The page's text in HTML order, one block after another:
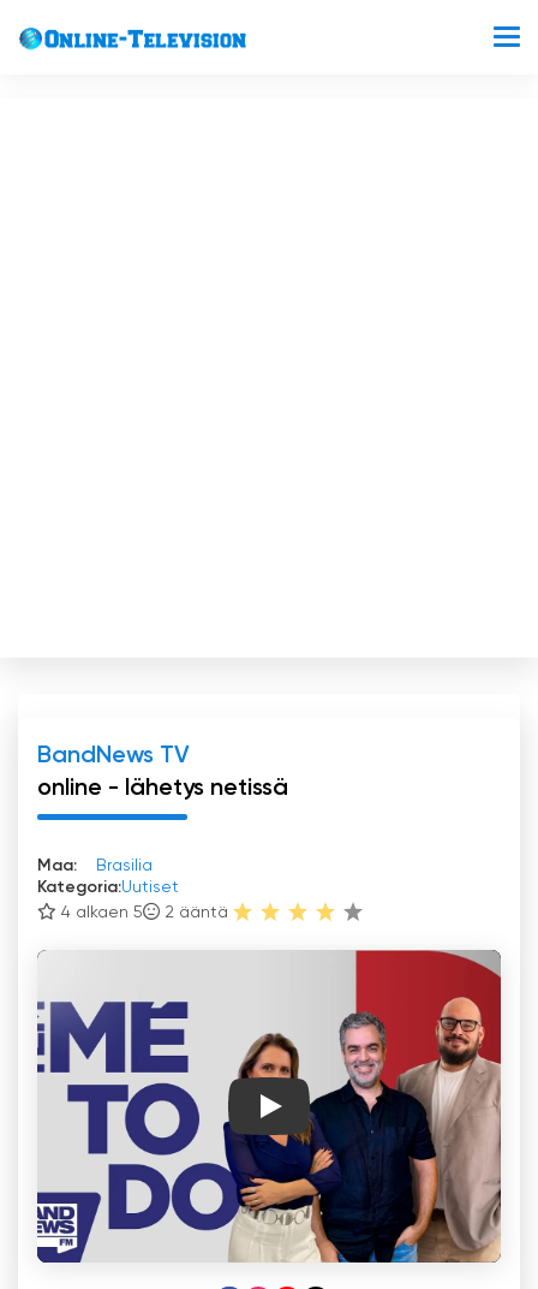
BandNews TV
online - lähetys netissä
Maa:
Brasilia
Kategoria:Uutiset
4 alkaen 5
2 ääntä